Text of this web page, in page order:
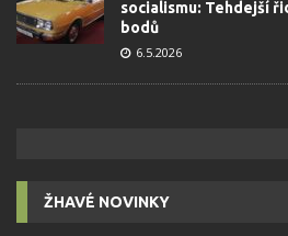
socialismu: Tehdejší
bodů
6.5.2026
ŽHAVÉ NOVINKY